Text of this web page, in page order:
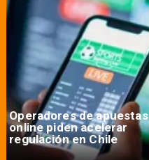
Operadores de apuestas
online piden acelerar
regulación en Chile